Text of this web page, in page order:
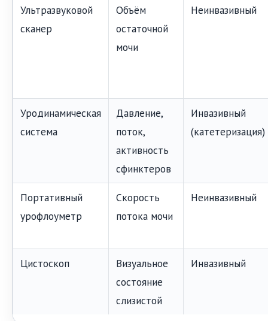
Ультразвуковой
сканер
Объём
остаточной
мочи
Неинвазивный
Уродинамическая
система
Давление,
поток,
активность
сфинктеров
Инвазивный
(катетеризация)
Портативный
урофлоуметр
Скорость
потока мочи
Неинвазивный
Цистоскоп
Визуальное
состояние
слизистой
Инвазивный